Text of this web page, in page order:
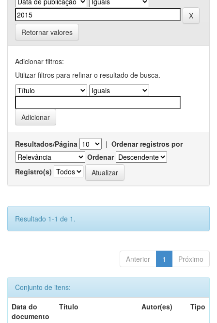
Retornar valores
Adicionar filtros:
Utilizar filtros para refinar o resultado de busca.
Resultados/Página | Ordenar registros por
Ordenar
Registro(s)
Resultado 1-1 de 1.
Anterior 1 Próximo
Conjunto de itens:
Data do
documento
Título Autor(es) Tipo